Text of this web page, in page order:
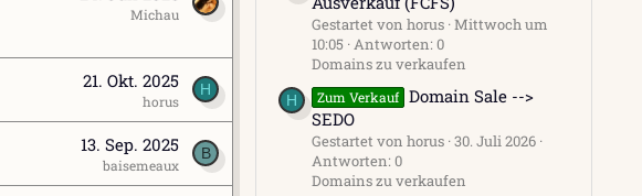
Michau
21. Okt. 2025
horus
H
13. Sep. 2025
baisemeaux
B
Gestartet von horus Mittwoch um
10:05 Antworten: 0
Domains zu verkaufen
H Zum Verkauf Domain Sale -->
SEDO
Gestartet von horus 30. Juli 2026
Antworten: 0
Domains zu verkaufen